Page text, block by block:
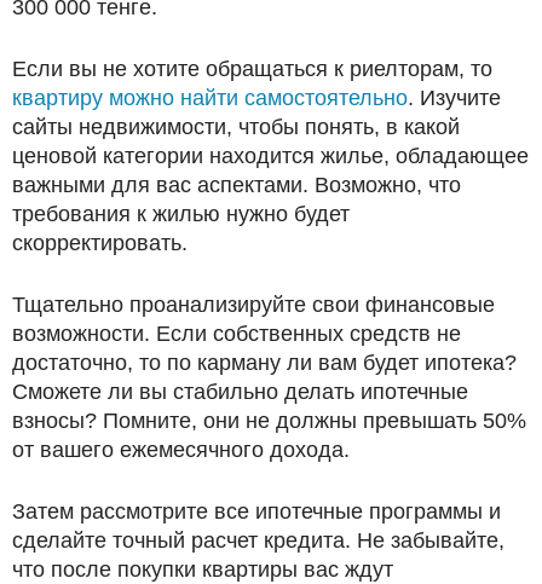
300 000 тенге.
Если вы не хотите обращаться к риелторам, то
квартиру можно найти самостоятельно. Изучите
сайты недвижимости, чтобы понять, в какой
ценовой категории находится жилье, обладающее
важными для вас аспектами. Возможно, что
требования к жилью нужно будет
скорректировать.
Тщательно проанализируйте свои финансовые
возможности. Если собственных средств не
достаточно, то по карману ли вам будет ипотека?
Сможете ли вы стабильно делать ипотечные
взносы? Помните, они не должны превышать 50%
от вашего ежемесячного дохода.
Затем рассмотрите все ипотечные программы и
сделайте точный расчет кредита. Не забывайте,
что после покупки квартиры вас ждут